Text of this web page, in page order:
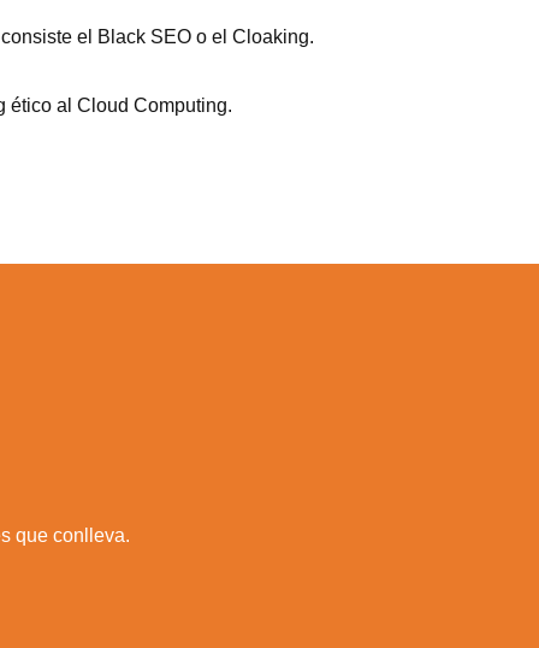
el Black SEO o el Cloaking.
ético al Cloud Computing.
que conlleva.